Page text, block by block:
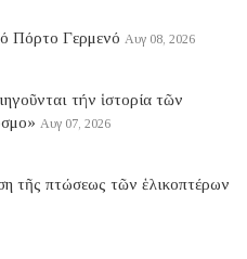
Πόρτο Γερμενό Αυγ 08, 2026
τήν ἱστορία τῶν
Αυγ 07, 2026
τῆς πτώσεως τῶν ἑλικοπτέρων